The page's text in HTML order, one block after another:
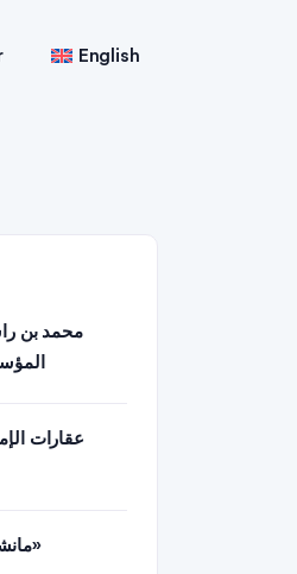
English
محمد بن
مانشستر سيتي.. «الصفقة الخامسة»